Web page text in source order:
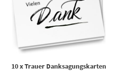
10 x Trauer Danksagungskarten